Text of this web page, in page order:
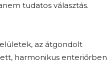
tudatos választás.
az átgondolt
harmonikus enteriőrben